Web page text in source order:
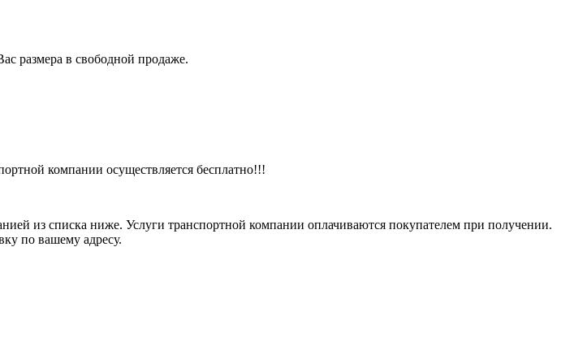
размера в свободной продаже.
компании осуществляется бесплатно!!!
из списка ниже. Услуги транспортной компании оплачиваются покупателем при получении.
по вашему адресу.